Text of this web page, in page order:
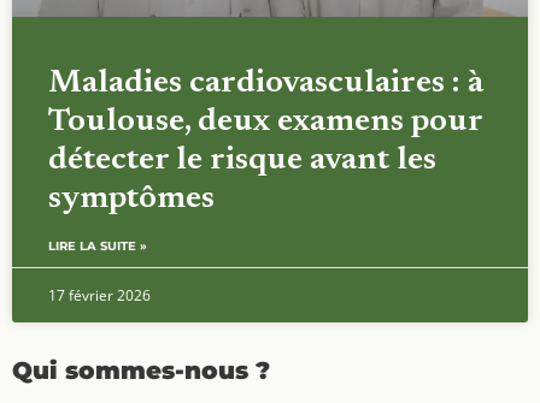
Maladies cardiovasculaires : à
Toulouse, deux examens pour
détecter le risque avant les
symptômes
LIRE LA SUITE »
17 février 2026
Qui sommes-nous ?